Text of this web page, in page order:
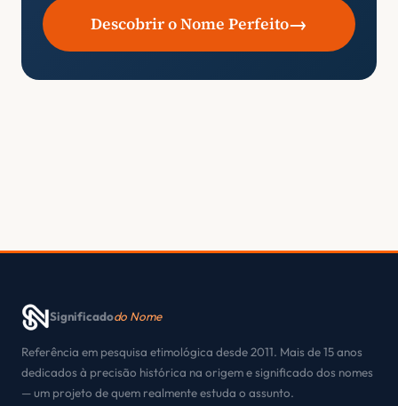
Descobrir o Nome Perfeito→
Significadodo Nome
Referência em pesquisa etimológica desde 2011. Mais de 15 anos
dedicados à precisão histórica na origem e significado dos nomes
— um projeto de quem realmente estuda o assunto.